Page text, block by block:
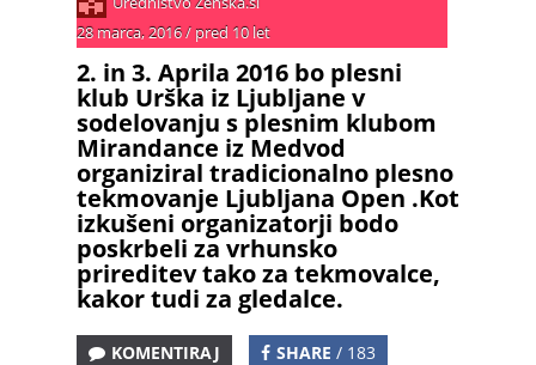
28 marca, 2016/ pred 10 let
2. in 3. Aprila 2016 bo plesni
klub Urška iz Ljubljane v
sodelovanju s plesnim klubom
Mirandance iz Medvod
organiziral tradicionalno plesno
tekmovanje Ljubljana Open .Kot
izkušeni organizatorji bodo
poskrbeli za vrhunsko
prireditev tako za tekmovalce,
kakor tudi za gledalce.
KOMENTIRAJ SHARE / 183